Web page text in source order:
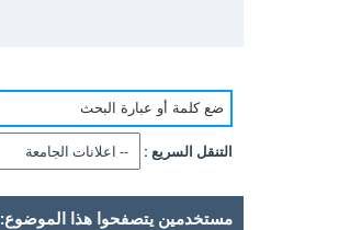
التنقل السريع :
مستخدمين يتصفحوا هذا الموضوع: